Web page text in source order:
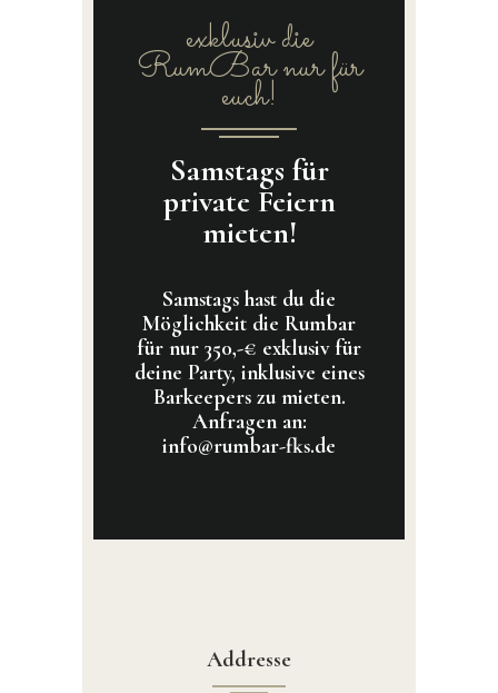
exklusiv die
RumBar nur für
euch!
Samstags für
private Feiern
mieten!
Samstags hast du die
Möglichkeit die Rumbar
für nur 350,-€ exklusiv für
deine Party, inklusive eines
Barkeepers zu mieten.
Anfragen an:
info@rumbar-fks.de
Addresse